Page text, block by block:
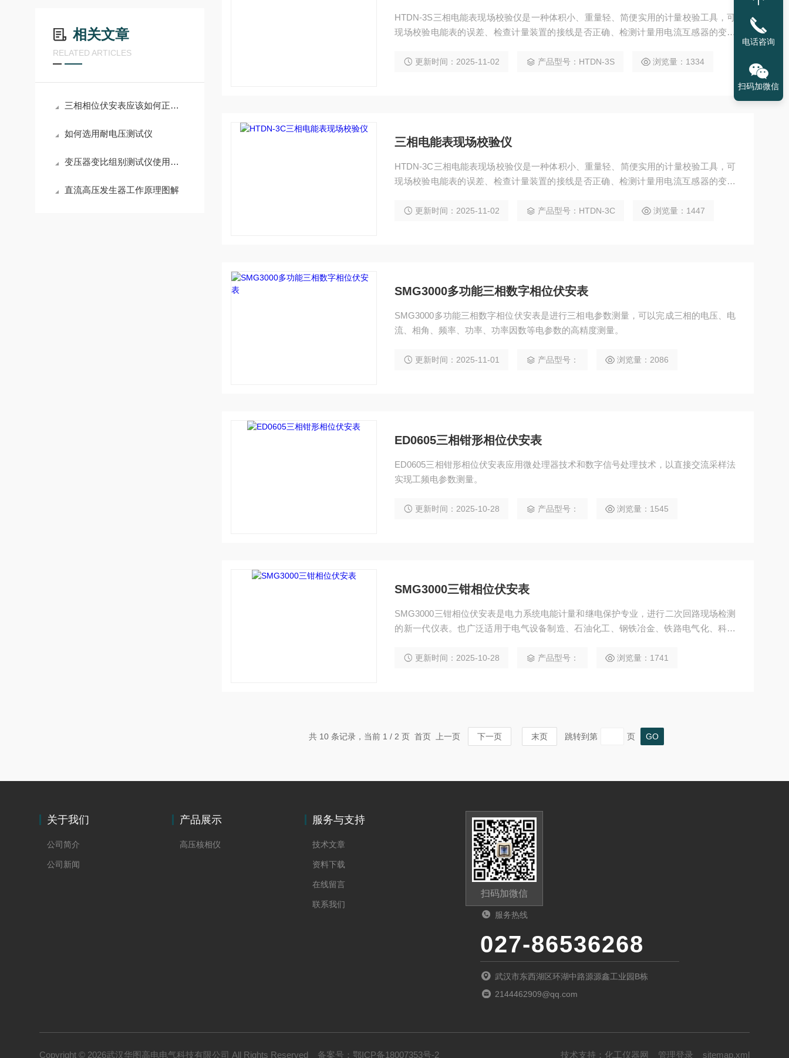
相关文章
RELATED ARTICLES
三相相位伏安表应该如何正确的使用
如何选用耐电压测试仪
变压器变比组别测试仪使用上有哪些要注意的点
直流高压发生器工作原理图解
HTDN-3S三相电能表现场校验仪是一种体积小、重量轻、简便实用的计量校验工具，可
现场校验电能表的误差、检查计量装置的接线是否正确、检测计量用电流互感器的变比
更新时间：2025-11-02 产品型号：HTDN-3S 浏览量：1334
三相电能表现场校验仪
HTDN-3C三相电能表现场校验仪是一种体积小、重量轻、简便实用的计量校验工具，可
现场校验电能表的误差、检查计量装置的接线是否正确、检测计量用电流互感器的变比
等） 更新时间：2025-11-02 产品型号：HTDN-3C 浏览量：1447
SMG3000多功能三相数字相位伏安表
SMG3000多功能三相数字相位伏安表是进行三相电参数测量，可以完成三相的电压、电
流、相角、频率、功率、功率因数等电参数的高精度测量。
更新时间：2025-11-01 产品型号： 浏览量：2086
ED0605三相钳形相位伏安表
ED0605三相钳形相位伏安表应用微处理器技术和数字信号处理技术，以直接交流采样法
实现工频电参数测量。
更新时间：2025-10-28 产品型号： 浏览量：1545
SMG3000三钳相位伏安表
SMG3000三钳相位伏安表是电力系统电能计量和继电保护专业，进行二次回路现场检测
的新一代仪表。也广泛适用于电气设备制造、石油化工、钢铁冶金、铁路电气化、科研
更新时间：2025-10-28 产品型号： 浏览量：1741
共 10 条记录，当前 1 / 2 页 首页 上一页 下一页 末页 跳转到第 页
关于我们
公司简介
公司新闻
产品展示
高压核相仪
服务与支持
技术文章
资料下载
在线留言
联系我们
扫码加微信
服务热线
027-86536268
武汉市东西湖区环湖中路源源鑫工业园B栋
2144462909@qq.com
Copyright © 2026武汉华图高电电气科技有限公司 All Rights Reserved 备案号：鄂ICP备18007353号-2 技术支持： 化工仪器网 管理登录 sitemap.xml
电话咨询
扫码加微信